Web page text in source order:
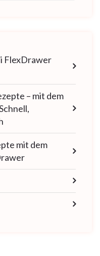
FlexDrawer
– mit dem
mit dem